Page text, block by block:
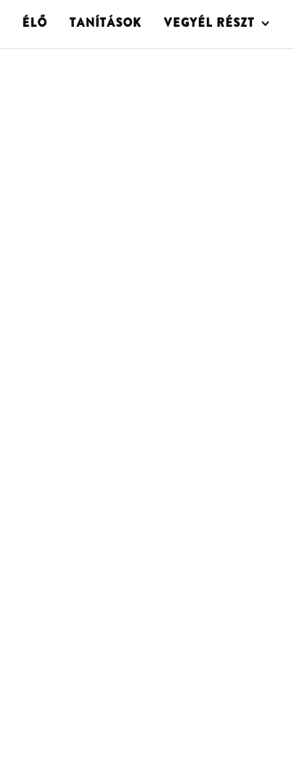
ÉLŐ TANÍTÁSOK VEGYÉL RÉSZT